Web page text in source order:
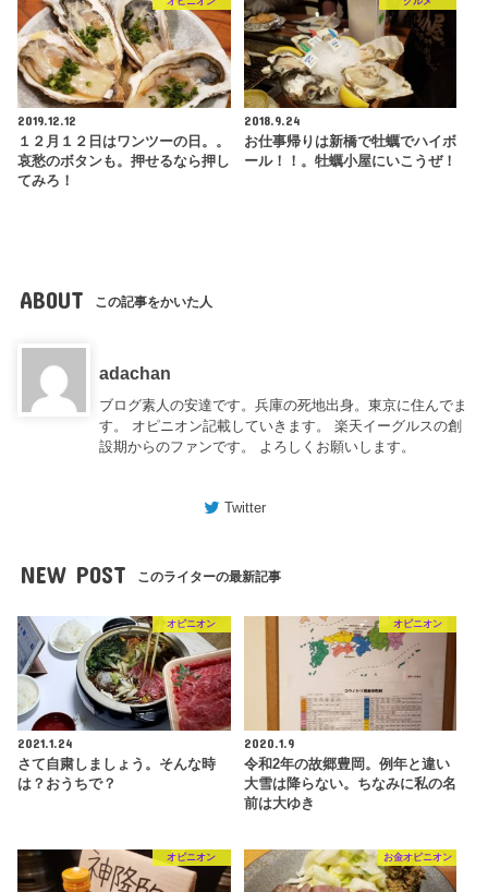
2019.12.12
１２月１２日はワンツーの日。。
哀愁のボタンも。押せるなら押し
てみろ！
2018.9.24
お仕事帰りは新橋で牡蠣でハイボ
ール！！。牡蠣小屋にいこうぜ！
ABOUT この記事をかいた人
adachan
ブログ素人の安達です。兵庫の死地出身。東京に住んでま
す。 オピニオン記載していきます。 楽天イーグルスの創
設期からのファンです。 よろしくお願いします。
Twitter
NEW POST このライターの最新記事
オピニオン
2021.1.24
さて自粛しましょう。そんな時
は？おうちで？
オピニオン
2020.1.9
令和2年の故郷豊岡。例年と違い
大雪は降らない。ちなみに私の名
前は大ゆき
オピニオン お金オピニオン